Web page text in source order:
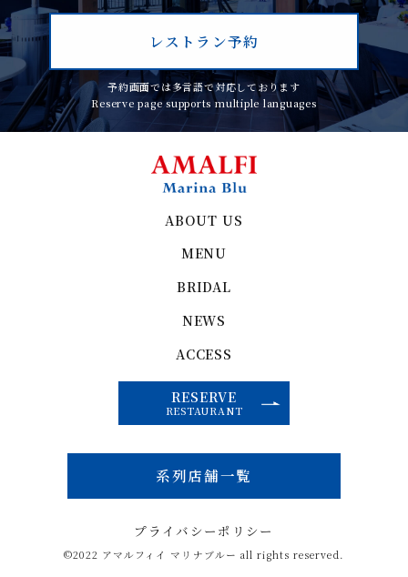
レストラン予約
予約画面では多言語で対応しております
Reserve page supports multiple languages
ABOUT US
MENU
BRIDAL
NEWS
ACCESS
RESERVE
RESTAURANT
系列店舗一覧
プライバシーポリシー
©2022 アマルフィイ マリナブルー all rights reserved.